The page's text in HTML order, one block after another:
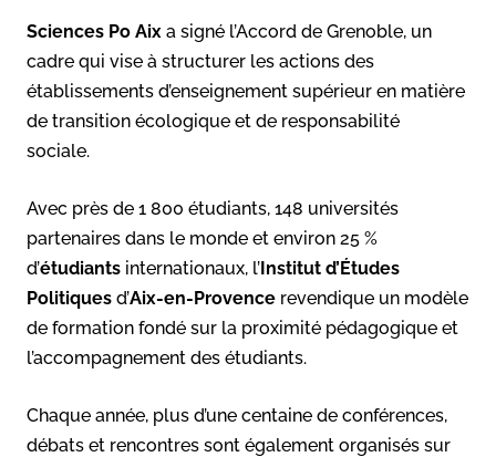
Sciences Po Aix a signé l’Accord de Grenoble, un
cadre qui vise à structurer les actions des
établissements d’enseignement supérieur en matière
de transition écologique et de responsabilité
sociale.
Avec près de 1 800 étudiants, 148 universités
partenaires dans le monde et environ 25 %
d’étudiants internationaux, l’Institut d’Études
Politiques d’Aix-en-Provence revendique un modèle
de formation fondé sur la proximité pédagogique et
l’accompagnement des étudiants.
Chaque année, plus d’une centaine de conférences,
débats et rencontres sont également organisés sur